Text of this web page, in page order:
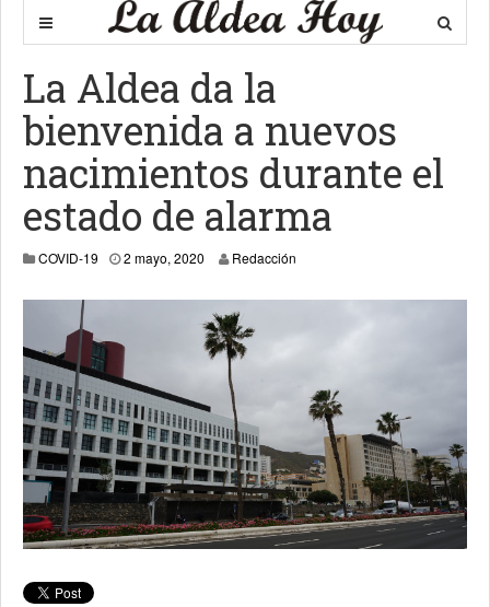
La Aldea da la
bienvenida a nuevos
nacimientos durante el
estado de alarma
COVID-19 2 mayo, 2020 2 mayo, 2020
Redacción